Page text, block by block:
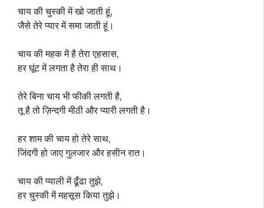
चाय की चुस्की में खो जाती हूं,
जैसे तेरे प्यार में समा जाती हूं।
चाय की महक में है तेरा एहसास,
हर घूंट में लगता है तेरा ही साथ।
तेरे बिना चाय भी फीकी लगती है,
तू है तो ज़िन्दगी मीठी और प्यारी लगती है।
हर शाम की चाय हो तेरे साथ,
जिंदगी हो जाए गुलजार और हसीन रात।
चाय की प्याली में ढूँढा तुझे,
हर चुस्की में महसूस किया तुझे।